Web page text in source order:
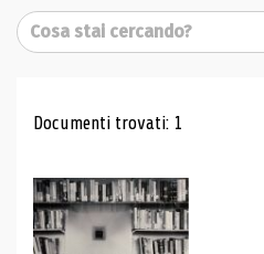
Cerca
Risultati di
Documenti trovati: 1